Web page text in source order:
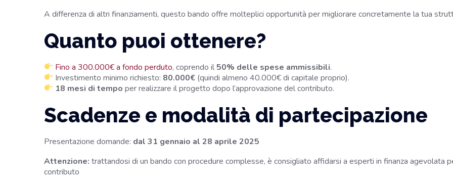
A differenza di altri finanziamenti, questo bando offre molteplici opportunità per migliorare concretamente la tua
Quanto puoi ottenere?
Fino a 300.000€ a fondo perduto, coprendo il 50% delle spese ammissibili.
Investimento minimo richiesto: 80.000€ (quindi almeno 40.000€ di capitale proprio).
18 mesi di tempo per realizzare il progetto dopo l’approvazione del contributo.
Scadenze e modalità di partecipazione
Presentazione domande: dal 31 gennaio al 28 aprile 2025
Attenzione: trattandosi di un bando con procedure complesse, è consigliato affidarsi a esperti in finanza agevolata
contributo